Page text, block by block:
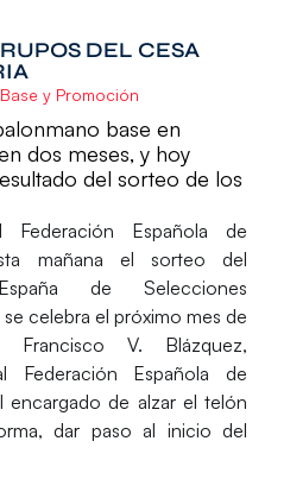
DEL CESA
y Promoción
base en
dos meses, y hoy
del sorteo de los
Española de
mañana el sorteo del
de Selecciones
celebra el próximo mes de
Francisco V. Blázquez,
Federación Española de
encargado de alzar el telón
dar paso al inicio del